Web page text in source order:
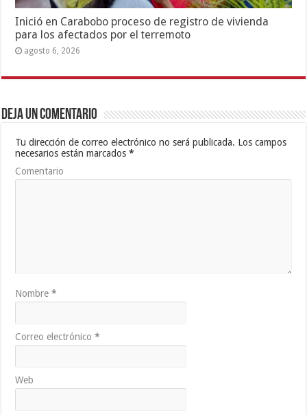
Inició en Carabobo proceso de registro de vivienda
para los afectados por el terremoto
agosto 6, 2026
Deja un comentario
Tu dirección de correo electrónico no será publicada. Los campos
necesarios están marcados*
Comentario
Nombre*
Correo electrónico*
Web